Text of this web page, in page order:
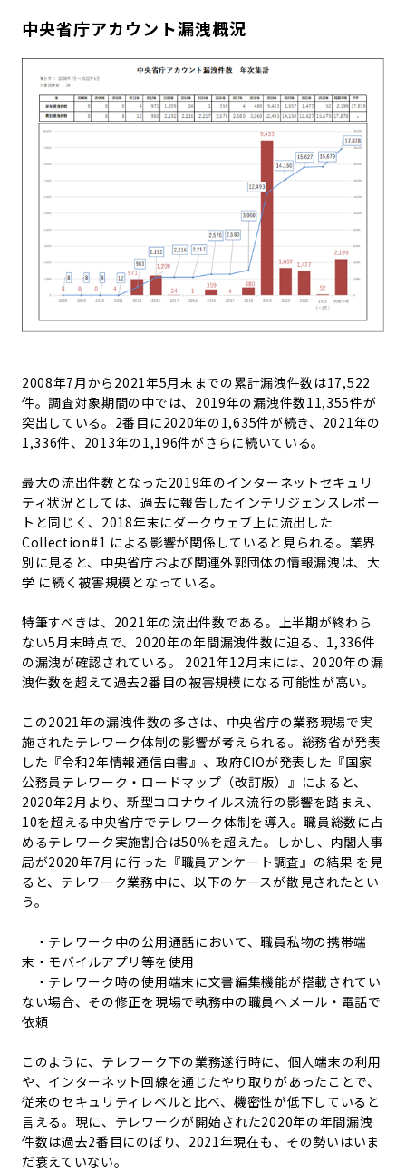
中央省庁アカウント漏洩概況
2008年7月から2021年5月末までの累計漏洩件数は17,522
件。調査対象期間の中では、2019年の漏洩件数11,355件が
突出している。2番目に2020年の1,635件が続き、2021年の
1,336件、2013年の1,196件がさらに続いている。
最大の流出件数となった2019年のインターネットセキュリ
ティ状況としては、過去に報告したインテリジェンスレポー
トと同じく、2018年末にダークウェブ上に流出した
Collection#1 による影響が関係していると見られる。業界
別に見ると、中央省庁および関連外郭団体の情報漏洩は、大
学 に続く被害規模となっている。
特筆すべきは、2021年の流出件数である。上半期が終わら
ない5月末時点で、2020年の年間漏洩件数に迫る、1,336件
の漏洩が確認されている。 2021年12月末には、2020年の漏
洩件数を超えて過去2番目の被害規模になる可能性が高い。
この2021年の漏洩件数の多さは、中央省庁の業務現場で実
施されたテレワーク体制の影響が考えられる。総務省が発表
した『令和2年情報通信白書』、政府CIOが発表した『国家
公務員テレワーク・ロードマップ（改訂版）』によると、
2020年2月より、新型コロナウイルス流行の影響を踏まえ、
10を超える中央省庁でテレワーク体制を導入。職員総数に占
めるテレワーク実施割合は50％を超えた。しかし、内閣人事
局が2020年7月に行った『職員アンケート調査』の結果 を見
ると、テレワーク業務中に、以下のケースが散見されたとい
う。
・テレワーク中の公用通話において、職員私物の携帯端
末・モバイルアプリ等を使用
・テレワーク時の使用端末に文書編集機能が搭載されてい
ない場合、その修正を現場で執務中の職員へメール・電話で
依頼
このように、テレワーク下の業務遂行時に、個人端末の利用
や、インターネット回線を通じたやり取りがあったことで、
従来のセキュリティレベルと比べ、機密性が低下していると
言える。現に、テレワークが開始された2020年の年間漏洩
件数は過去2番目にのぼり、2021年現在も、その勢いはいま
だ衰えていない。